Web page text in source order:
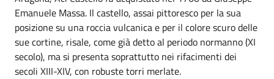
Emanuele Massa. Il castello, assai pittoresco per la sua
posizione su una roccia vulcanica e per il colore scuro delle
sue cortine, risale, come già detto al periodo normanno (XI
secolo), ma si presenta soprattutto nei rifacimenti dei
secoli XIII-XIV, con robuste torri merlate.